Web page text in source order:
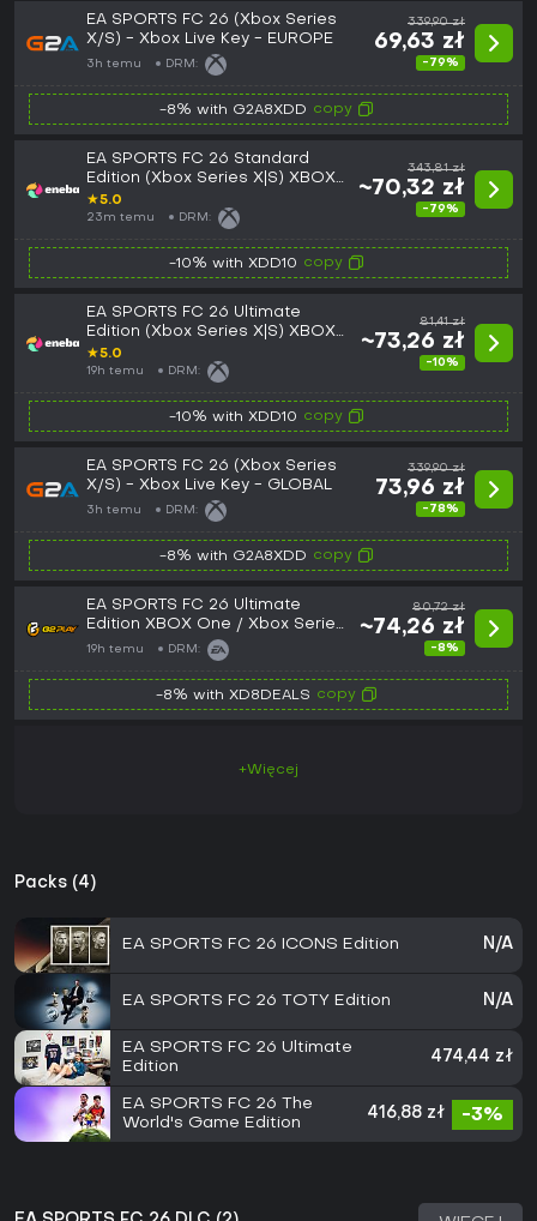
EA SPORTS FC 26 (Xbox Series
X/S) - Xbox Live Key - EUROPE
3h temu DRM:
339,90 zł
69,63 zł
-79%
-8% with G2A8XDD copy
EA SPORTS FC 26 Standard
Edition (Xbox Series X|S) XBOX
LIVE Key GLOBAL
★5.0
23m temu DRM:
343,81 zł
~70,32 zł
-79%
-10% with XDD10 copy
EA SPORTS FC 26 Ultimate
Edition (Xbox Series X|S) XBOX
LIVE Key EUROPE
★5.0
19h temu DRM:
81,41 zł
~73,26 zł
-10%
-10% with XDD10 copy
EA SPORTS FC 26 (Xbox Series
X/S) - Xbox Live Key - GLOBAL
3h temu DRM:
339,90 zł
73,96 zł
-78%
-8% with G2A8XDD copy
EA SPORTS FC 26 Ultimate
Edition XBOX One / Xbox Series
X|S CD Key
19h temu DRM:
80,72 zł
~74,26 zł
-8%
-8% with XD8DEALS copy
+Więcej
Packs (4)
EA SPORTS FC 26 ICONS Edition N/A
EA SPORTS FC 26 TOTY Edition N/A
EA SPORTS FC 26 Ultimate
Edition
474,44 zł
EA SPORTS FC 26 The
World's Game Edition
416,88 zł -3%